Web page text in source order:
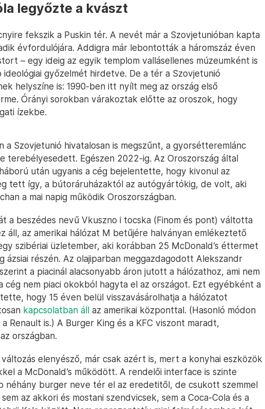
legyőzte a kvászt
fekszik a Puskin tér. A nevét már a Szovjetunióban kapta
évfordulójára. Addigra már lebontották a háromszáz éven
– egy ideig az egyik templom vallásellenes múzeumként is
ideológiai győzelmét hirdetve. De a tér a Szovjetunió
helyszíne is: 1990-ben itt nyílt meg az ország első
Órányi sorokban várakoztak előtte az oroszok, hogy
ízekbe.
a Szovjetunió hivatalosan is megszűnt, a gyorsétteremlánc
terebélyesedett. Egészen 2022-ig. Az Oroszország által
után ugyanis a cég bejelentette, hogy kivonul az
tett így, a bútoráruházaktól az autógyártókig, de volt, aki
a mai napig működik Oroszországban.
a beszédes nevű Vkuszno i tocska (Finom és pont) váltotta
áll, az amerikai hálózat M betűjére halványan emlékeztető
szibériai üzletember, aki korábban 25 McDonald’s éttermet
ázsiai részén. Az olajiparban meggazdagodott Alekszandr
a piacinál alacsonyabb áron jutott a hálózathoz, ami nem
cég nem piaci okokból hagyta el az országot. Ezt egyébként a
hogy 15 éven belül visszavásárolhatja a hálózatot
kapcsolatban áll az amerikai központtal. (Hasonló módon
Renault is.) A Burger King és a KFC viszont maradt,
országban.
változás elenyésző, már csak azért is, mert a konyhai eszközök
a McDonald’s működött. A rendelői interface is szinte
néhány burger neve tér el az eredetitől, de csukott szemmel
az akkori és mostani szendvicsek, sem a Coca-Cola és a